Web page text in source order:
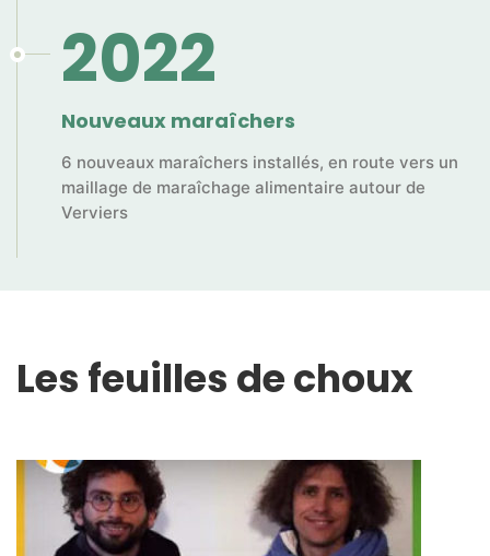
2022
Nouveaux maraîchers
6 nouveaux maraîchers installés, en route vers un
maillage de maraîchage alimentaire autour de
Verviers
Les feuilles de choux